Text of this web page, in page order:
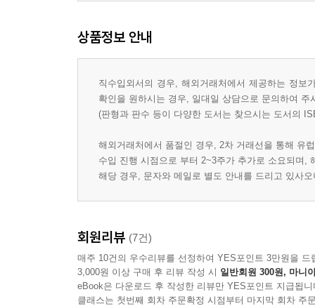
상품정보 안내
직수입외서의 경우, 해외거래처에서 제공하는 정
확인을 원하시는 경우, 일대일 상담으로 문의하여 주
(판형과 판수 등이 다양한 도서는 찾으시는 도서의
해외거래처에서 품절인 경우, 2차 거래선을 통해 유
수입 진행 시점으로 부터 2~3주가 추가로 소요되며,
해당 경우, 문자와 메일로 별도 안내를 드리고 있사
회원리뷰 (7건)
매주 10건의 우수리뷰를 선정하여 YES포인트 3만원을 드
3,000원 이상 구매 후 리뷰 작성 시 일반회원 300원, 마니
eBook은 다운로드 후 작성한 리뷰만 YES포인트 지급됩니
클래스는 첫번째 회차 주문확정 시점부터 마지막 회차 주